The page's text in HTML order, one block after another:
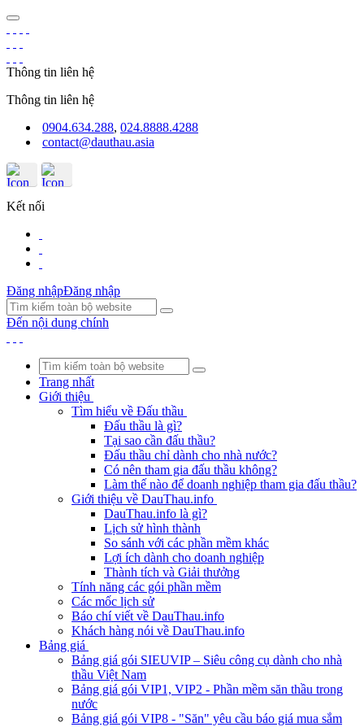
Thông tin liên hệ
Thông tin liên hệ
0904.634.288, 024.8888.4288
contact@dauthau.asia
Kết nối
Đăng nhậpĐăng nhập
Đến nội dung chính
Trang nhất
Giới thiệu
Tìm hiểu về Đấu thầu
Đấu thầu là gì?
Tại sao cần đấu thầu?
Đấu thầu chỉ dành cho nhà nước?
Có nên tham gia đấu thầu không?
Làm thế nào để doanh nghiệp tham gia đấu thầu?
Giới thiệu về DauThau.info
DauThau.info là gì?
Lịch sử hình thành
So sánh với các phần mềm khác
Lợi ích dành cho doanh nghiệp
Thành tích và Giải thưởng
Tính năng các gói phần mềm
Các mốc lịch sử
Báo chí viết về DauThau.info
Khách hàng nói về DauThau.info
Bảng giá
Bảng giá gói SIEUVIP – Siêu công cụ dành cho nhà
thầu Việt Nam
Bảng giá gói VIP1, VIP2 - Phần mềm săn thầu trong
nước
Bảng giá gói VIP8 - "Săn" yêu cầu báo giá mua sắm